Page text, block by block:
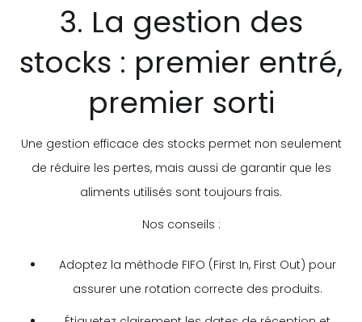
3. La gestion des
stocks : premier entré,
premier sorti
Une gestion efficace des stocks permet non seulement
de réduire les pertes, mais aussi de garantir que les
aliments utilisés sont toujours frais.
Nos conseils :
Adoptez la méthode FIFO (First In, First Out) pour
assurer une rotation correcte des produits.